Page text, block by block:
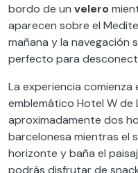
bordo de un velero
aparecen sobre el
mañana y la navegación
perfecto para
La experiencia comienza
emblemático Hotel W de
aproximadamente dos
barcelonesa mientras el
horizonte y baña el
podrás disfrutar de